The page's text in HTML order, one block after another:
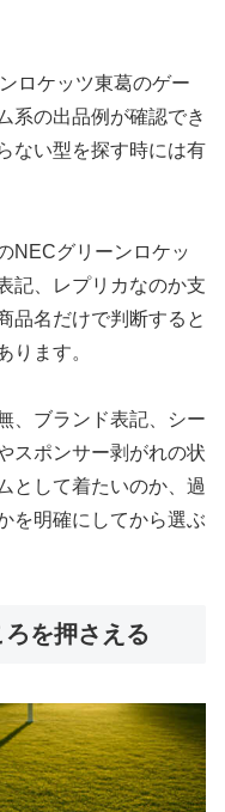
ロケッツ東葛のゲー
系の出品例が確認でき
ない型を探す時には有
NECグリーンロケッ
記、レプリカなのか支
品名だけで判断すると
ります。
、ブランド表記、シー
スポンサー剥がれの状
として着たいのか、過
を明確にしてから選ぶ
を押さえる